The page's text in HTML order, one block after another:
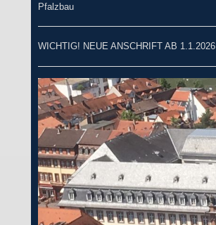
Pfalzbau
WICHTIG! NEUE ANSCHRIFT AB 1.1.2026